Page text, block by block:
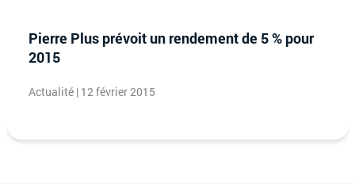
Pierre Plus prévoit un rendement de 5 % pour
2015
Actualité | 12 février 2015